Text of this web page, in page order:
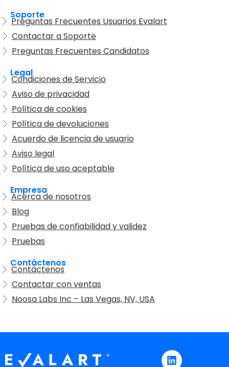
Soporte
Preguntas Frecuentes Usuarios Evalart
Contactar a Soporte
Preguntas Frecuentes Candidatos
Legal
Condiciones de Servicio
Aviso de privacidad
Política de cookies
Política de devoluciones
Acuerdo de licencia de usuario
Aviso legal
Política de uso aceptable
Empresa
Acerca de nosotros
Blog
Pruebas de confiabilidad y validez
Pruebas
Contáctenos
Contáctenos
Contactar con ventas
Noosa Labs Inc – Las Vegas, NV, USA